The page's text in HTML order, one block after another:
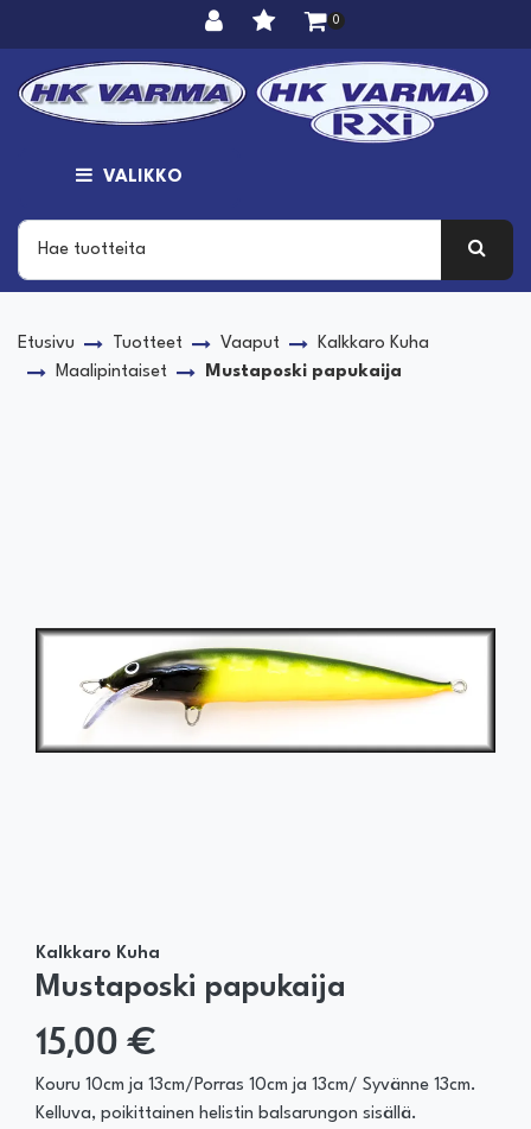
0
VALIKKO
Etusivu Tuotteet Vaaput
Kalkkaro Kuha
Maalipintaiset
Mustaposki papukaija
Kalkkaro Kuha
Mustaposki papukaija
15,00 €
Kouru 10cm ja 13cm/Porras 10cm ja 13cm/ Syvänne 13cm.
Kelluva, poikittainen helistin balsarungon sisällä.